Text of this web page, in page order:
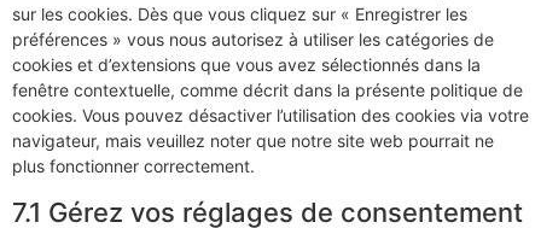
sur les cookies. Dès que vous cliquez sur « Enregistrer les
préférences » vous nous autorisez à utiliser les catégories de
cookies et d’extensions que vous avez sélectionnés dans la
fenêtre contextuelle, comme décrit dans la présente politique de
cookies. Vous pouvez désactiver l’utilisation des cookies via votre
navigateur, mais veuillez noter que notre site web pourrait ne
plus fonctionner correctement.
7.1 Gérez vos réglages de consentement